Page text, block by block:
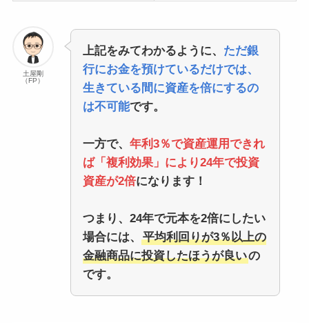
土屋剛
（FP）
上記をみてわかるように、 ただ銀
行にお金を預けているだけでは、
生きている間に資産を倍にするの
は不可能です。
一方で、 年利3％で資産運用できれ
ば「複利効果」により24年で投資
資産が2倍になります！
つまり、24年で元本を2倍にしたい
場合には、
平均利回りが3％以上の
金融商品に投資したほうが良いの
です。